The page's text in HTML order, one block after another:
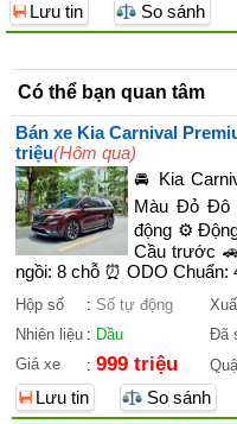
Lưu tin So sánh
Có thể bạn quan tâm
Bán xe Kia Carnival
triệu(Hôm qua)
🚘 Kia
Màu Đỏ Đô
động ⚙️
Cầu trước
ngồi: 8 chỗ ⏰ ODO Chuẩn:
Hộp số : Số tự động
Nhiên liệu : Dầu Đã
Giá xe
: 999 triệu
Lưu tin
So sánh